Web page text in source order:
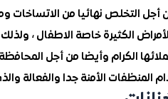
التخلص نهائيا من الاتساخات
الكثيرة خاصة الاطفال ،
الكرام وأيضا من أجل
الأمنة جدا والفعالة